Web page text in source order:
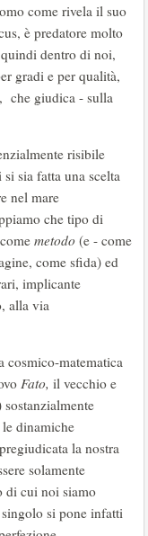
come rivela il suo
è predatore molto
dentro di noi,
gradi e per qualità,
, che giudica - sulla
risibile
sia fatta una scelta
nel mare
che tipo di
metodo (e - come
come sfida) ed
implicante
alla via
cosmico-matematica
Fato, il vecchio e
sostanzialmente
dinamiche
la nostra
solamente
di cui noi siamo
si pone infatti